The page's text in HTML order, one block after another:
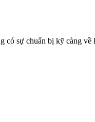
sự chuẩn bị kỹ càng về